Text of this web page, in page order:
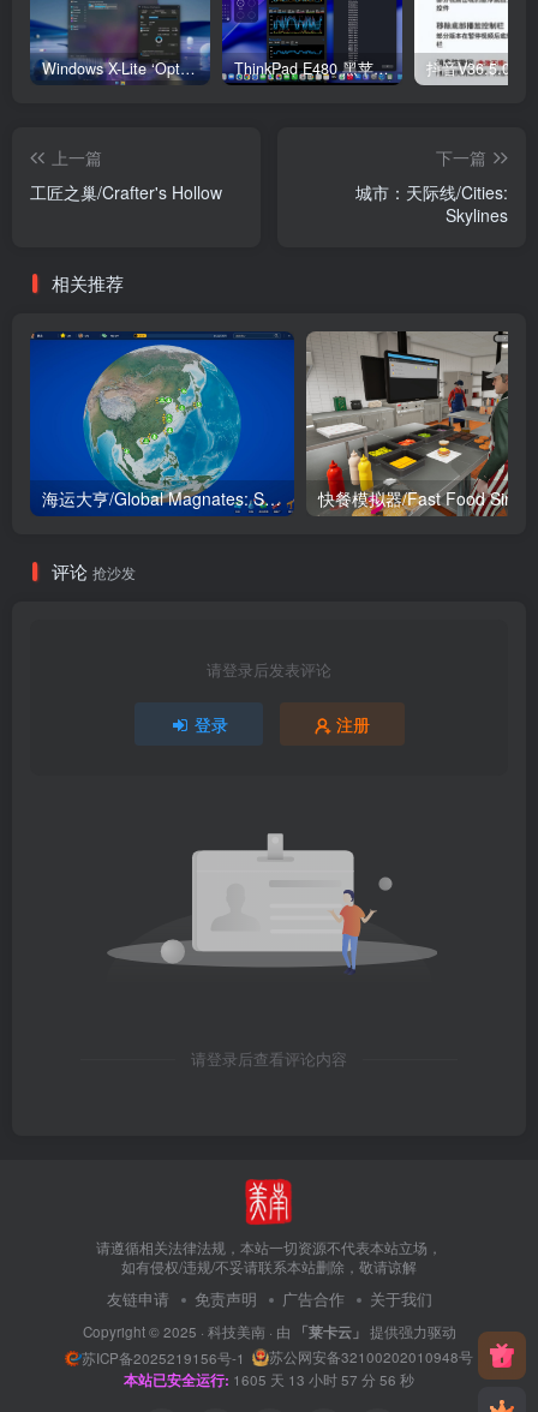
Windows X-Lite ‘Optimum 11’ 25H2 Pro v2 ThinkPad E480 黑苹果完美Tahoe的EFI分享（2026.03.01更新） 抖音V36.5.0 内
上一篇
工匠之巢/Crafter's Hollow
下一篇
城市：天际线/Cities:
Skylines
相关推荐
海运大亨/Global Magnates: Shipping Tycoon
评论 抢沙发
请登录后发表评论
登录 注册
请登录后查看评论内容
请遵循相关法律法规，本站一切资源不代表本站立场，
如有侵权/违规/不妥请联系本站删除，敬请谅解
友链申请 免责声明 广告合作 关于我们
Copyright © 2025 · 科技美南 · 由 「莱卡云」 提供强力驱动
苏ICP备2025219156号-1
苏公网安备32100202010948号
本站已安全运行: 1605 天 13 小时57 分 56 秒